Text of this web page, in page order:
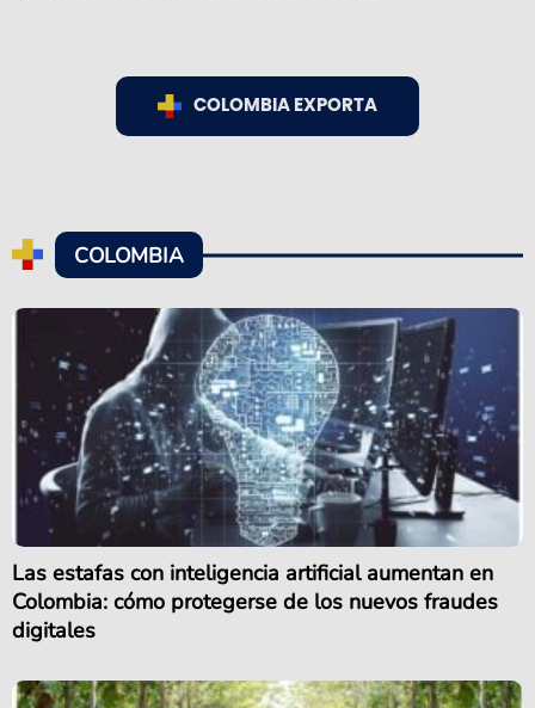
COLOMBIA EXPORTA
COLOMBIA
Las estafas con inteligencia artificial aumentan en
Colombia: cómo protegerse de los nuevos fraudes
digitales